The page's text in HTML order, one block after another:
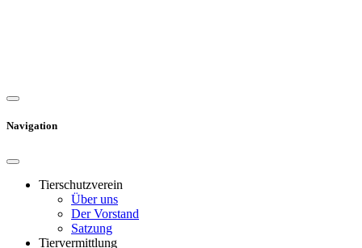
Navigation
Tierschutzverein
Über uns
Der Vorstand
Satzung
Tiervermittlung